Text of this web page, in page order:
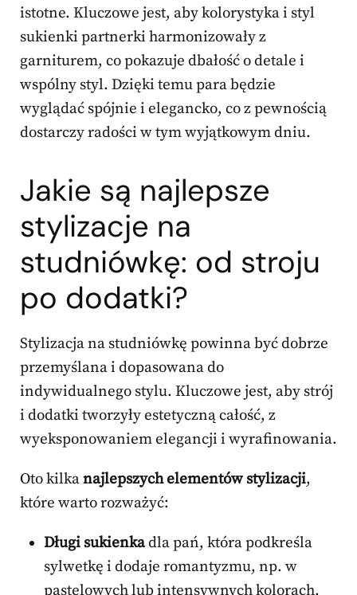
istotne. Kluczowe jest, aby kolorystyka i styl
sukienki partnerki harmonizowały z
garniturem, co pokazuje dbałość o detale i
wspólny styl. Dzięki temu para będzie
wyglądać spójnie i elegancko, co z pewnością
dostarczy radości w tym wyjątkowym dniu.
Jakie są najlepsze
stylizacje na
studniówkę: od stroju
po dodatki?
Stylizacja na studniówkę powinna być dobrze
przemyślana i dopasowana do
indywidualnego stylu. Kluczowe jest, aby strój
i dodatki tworzyły estetyczną całość, z
wyeksponowaniem elegancji i wyrafinowania.
Oto kilkanajlepszych elementów stylizacji,
które warto rozważyć:
Długi sukienkadla pań, która podkreśla
sylwetkę i dodaje romantyzmu, np. w
pastelowych lub intensywnych kolorach.